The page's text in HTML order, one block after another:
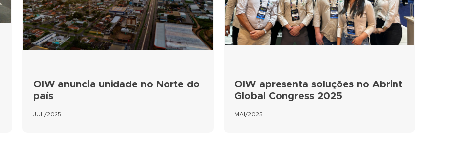
OIW anuncia unidade no Norte do
país
JUL/2025
OIW apresenta soluções no Abrint
Global Congress 2025
MAI/2025